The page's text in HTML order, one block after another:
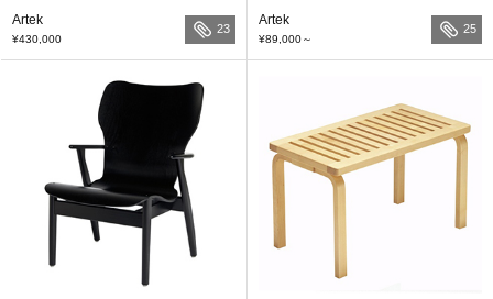
Artek
¥430,000
23
Artek
¥89,000～
25